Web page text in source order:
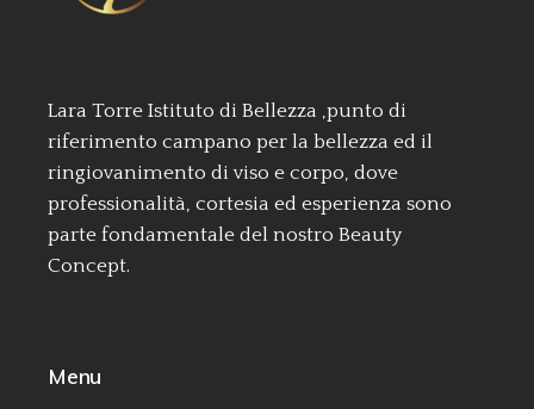
Lara Torre Istituto di Bellezza ,punto di
riferimento campano per la bellezza ed il
ringiovanimento di viso e corpo, dove
professionalità, cortesia ed esperienza sono
parte fondamentale del nostro Beauty
Concept.
Menu